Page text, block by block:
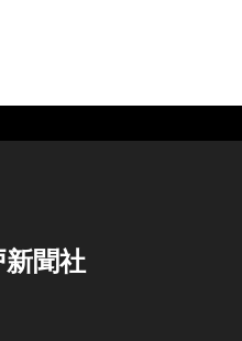
聞社